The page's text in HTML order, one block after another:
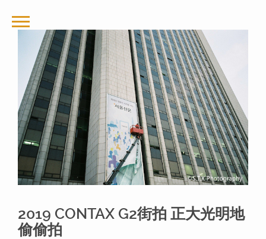
2019 CONTAX G2街拍 正大光明地
偷偷拍